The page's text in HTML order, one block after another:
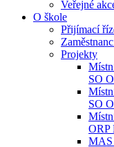
Veřejné
O škole
Přijímací
Projekty
SO
SO
ORP
MAS